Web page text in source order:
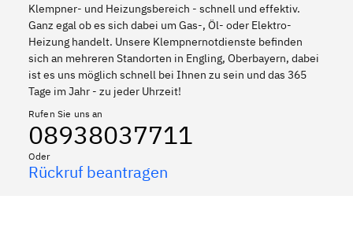
Klempner- und Heizungsbereich - schnell und effektiv.
Ganz egal ob es sich dabei um Gas-, Öl- oder Elektro-
Heizung handelt. Unsere Klempnernotdienste befinden
sich an mehreren Standorten in Engling, Oberbayern, dabei
ist es uns möglich schnell bei Ihnen zu sein und das 365
Tage im Jahr - zu jeder Uhrzeit!
Rufen Sie uns an
08938037711
Oder
Rückruf beantragen